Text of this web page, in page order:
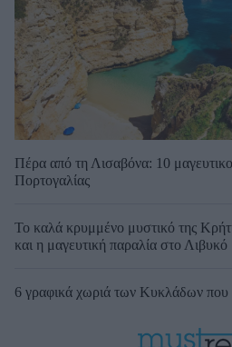
Πέρα από τη Λισαβόνα: 10
Πορτογαλίας
Το καλά κρυμμένο μυστικό της
και η μαγευτική παραλία στο Λιβυκό
6 γραφικά χωριά των Κυκλάδων που